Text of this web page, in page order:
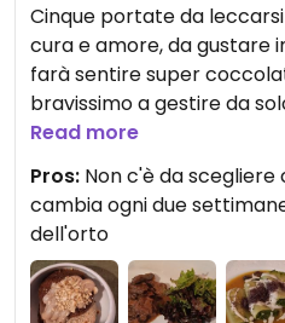
Cinque portate da
cura e amore, da gustare
farà sentire super
bravissimo a gestire da
preparazioni. Il menù
segue la stagionalità
freschissime dall'orto del
vicino. Mangiare cibo così
così verde e curata è
fare. Ci tornerò
prelibatezze.
Read more
Pros: Non c'è da
cambia ogni due
dell'orto